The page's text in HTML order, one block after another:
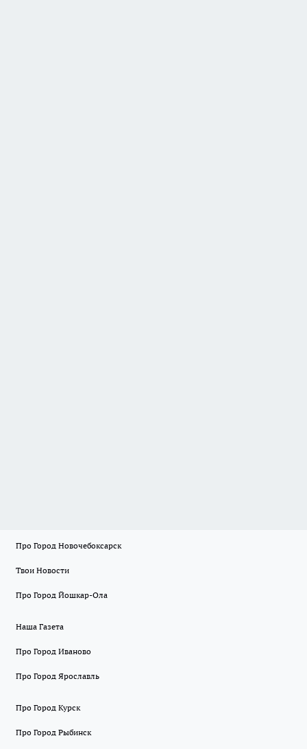
Про Город Новочебоксарск
Твои Новости
Про Город Йошкар-Ола
Наша Газета
Про Город Иваново
Про Город Ярославль
Про Город Курск
Про Город Рыбинск